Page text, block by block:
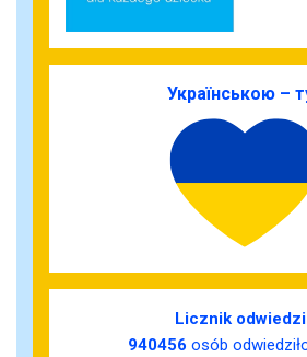
Українською –
Licznik
940456 osób